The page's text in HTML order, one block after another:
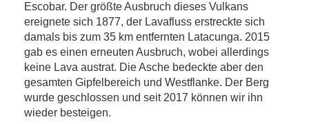
Escobar. Der größte Ausbruch dieses Vulkans
ereignete sich 1877, der Lavafluss erstreckte sich
damals bis zum 35 km entfernten Latacunga. 2015
gab es einen erneuten Ausbruch, wobei allerdings
keine Lava austrat. Die Asche bedeckte aber den
gesamten Gipfelbereich und Westflanke. Der Berg
wurde geschlossen und seit 2017 können wir ihn
wieder besteigen.